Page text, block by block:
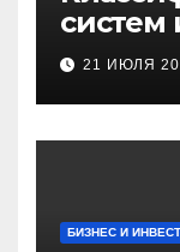
систем
21 ИЮЛЯ
БИЗНЕС И